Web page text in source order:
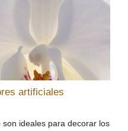
artificiales
ideales para decorar los